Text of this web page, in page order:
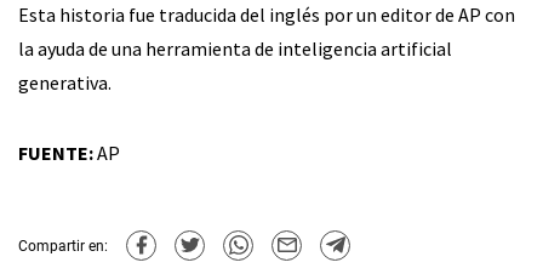
Esta historia fue traducida del inglés por un editor de AP con
la ayuda de una herramienta de inteligencia artificial
generativa.
FUENTE:AP
Compartir en: